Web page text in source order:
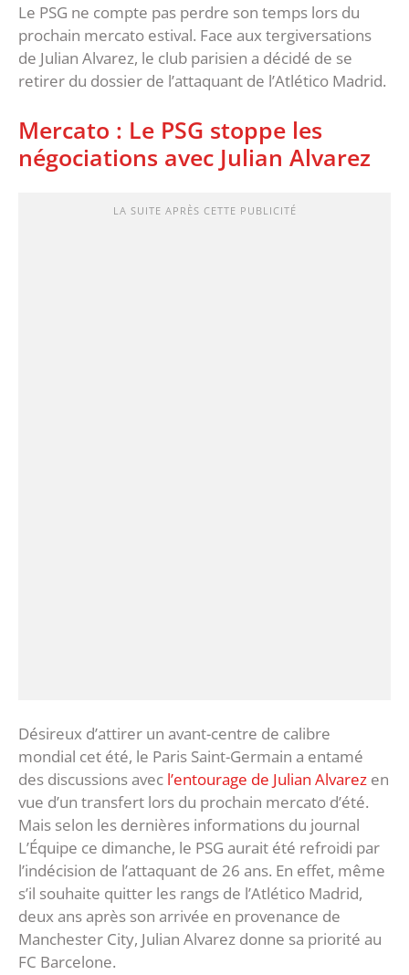
Le PSG ne compte pas perdre son temps lors du
prochain mercato estival. Face aux tergiversations
de Julian Alvarez, le club parisien a décidé de se
retirer du dossier de l’attaquant de l’Atlético Madrid.
Mercato : Le PSG stoppe les
négociations avec Julian Alvarez
LA SUITE APRÈS CETTE PUBLICITÉ
Désireux d’attirer un avant-centre de calibre
mondial cet été, le Paris Saint-Germain a entamé
des discussions avec l’entourage de Julian Alvarez en
vue d’un transfert lors du prochain mercato d’été.
Mais selon les dernières informations du journal
L’Équipe ce dimanche, le PSG aurait été refroidi par
l’indécision de l’attaquant de 26 ans. En effet, même
s’il souhaite quitter les rangs de l’Atlético Madrid,
deux ans après son arrivée en provenance de
Manchester City, Julian Alvarez donne sa priorité au
FC Barcelone.